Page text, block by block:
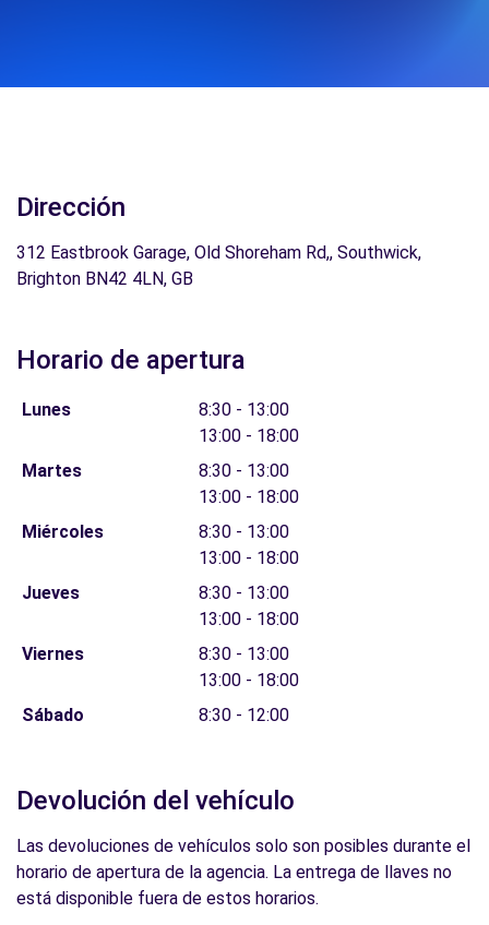
Dirección
312 Eastbrook Garage, Old Shoreham Rd,, Southwick,
Brighton BN42 4LN, GB
Horario de apertura
Lunes
8:30 - 13:00
13:00 - 18:00
Martes
8:30 - 13:00
13:00 - 18:00
Miércoles
8:30 - 13:00
13:00 - 18:00
Jueves
8:30 - 13:00
13:00 - 18:00
Viernes
8:30 - 13:00
13:00 - 18:00
Sábado
8:30 - 12:00
Devolución del vehículo
Las devoluciones de vehículos solo son posibles durante el
horario de apertura de la agencia. La entrega de llaves no
está disponible fuera de estos horarios.